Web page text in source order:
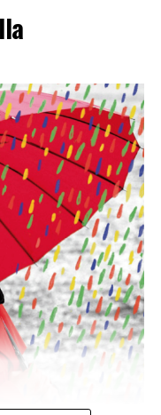
doble tapa, que
a remarla.